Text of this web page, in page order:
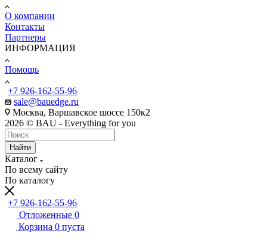
О компании
Контакты
Партнеры
ИНФОРМАЦИЯ
Помощь
+7 926-162-55-96
sale@bauedge.ru
Москва, Варшавское шоссе 150к2
2026 © BAU - Everything for you
Найти
Каталог
По всему сайту
По каталогу
+7 926-162-55-96
Отложенные 0
Корзина 0 пуста